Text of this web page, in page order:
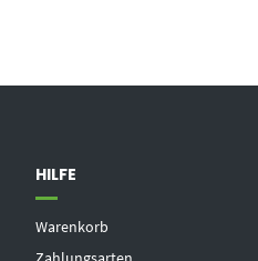
HILFE
Warenkorb